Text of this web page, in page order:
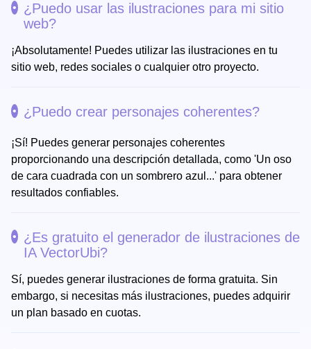
¿Puedo usar las ilustraciones para mi sitio
web?
¡Absolutamente! Puedes utilizar las ilustraciones en tu
sitio web, redes sociales o cualquier otro proyecto.
¿Puedo crear personajes coherentes?
¡Sí! Puedes generar personajes coherentes
proporcionando una descripción detallada, como 'Un oso
de cara cuadrada con un sombrero azul...' para obtener
resultados confiables.
¿Es gratuito el generador de ilustraciones de
IA VectorUbi?
Sí, puedes generar ilustraciones de forma gratuita. Sin
embargo, si necesitas más ilustraciones, puedes adquirir
un plan basado en cuotas.